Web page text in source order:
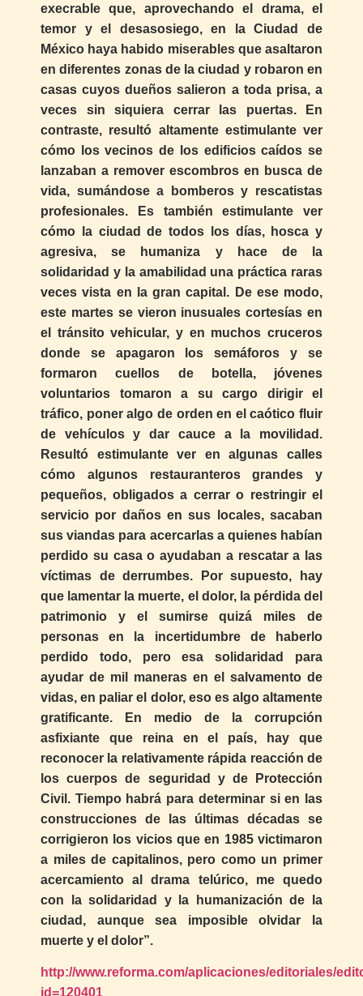
execrable que, aprovechando el drama, el
temor y el desasosiego, en la Ciudad de
México haya habido miserables que asaltaron
en diferentes zonas de la ciudad y robaron en
casas cuyos dueños salieron a toda prisa, a
veces sin siquiera cerrar las puertas. En
contraste, resultó altamente estimulante ver
cómo los vecinos de los edificios caídos se
lanzaban a remover escombros en busca de
vida, sumándose a bomberos y rescatistas
profesionales. Es también estimulante ver
cómo la ciudad de todos los días, hosca y
agresiva, se humaniza y hace de la
solidaridad y la amabilidad una práctica raras
veces vista en la gran capital. De ese modo,
este martes se vieron inusuales cortesías en
el tránsito vehicular, y en muchos cruceros
donde se apagaron los semáforos y se
formaron cuellos de botella, jóvenes
voluntarios tomaron a su cargo dirigir el
tráfico, poner algo de orden en el caótico fluir
de vehículos y dar cauce a la movilidad.
Resultó estimulante ver en algunas calles
cómo algunos restauranteros grandes y
pequeños, obligados a cerrar o restringir el
servicio por daños en sus locales, sacaban
sus viandas para acercarlas a quienes habían
perdido su casa o ayudaban a rescatar a las
víctimas de derrumbes. Por supuesto, hay
que lamentar la muerte, el dolor, la pérdida del
patrimonio y el sumirse quizá miles de
personas en la incertidumbre de haberlo
perdido todo, pero esa solidaridad para
ayudar de mil maneras en el salvamento de
vidas, en paliar el dolor, eso es algo altamente
gratificante. En medio de la corrupción
asfixiante que reina en el país, hay que
reconocer la relativamente rápida reacción de
los cuerpos de seguridad y de Protección
Civil. Tiempo habrá para determinar si en las
construcciones de las últimas décadas se
corrigieron los vicios que en 1985 victimaron
a miles de capitalinos, pero como un primer
acercamiento al drama telúrico, me quedo
con la solidaridad y la humanización de la
ciudad, aunque sea imposible olvidar la
muerte y el dolor”.
http://www.reforma.com/aplicaciones/editoriales/
id=120401